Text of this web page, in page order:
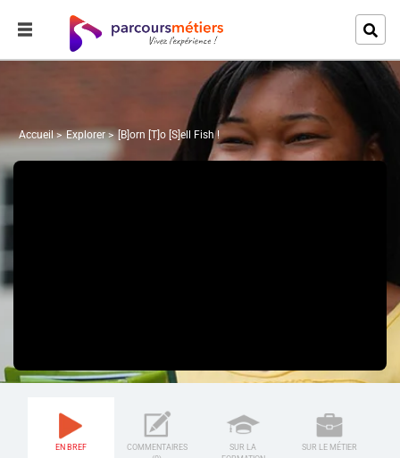
Accueil Explorer [B]orn [T]o [S]ell Fish !
EN BREF
COMMENTAIRES
SUR LA
SUR LE MÉTIER